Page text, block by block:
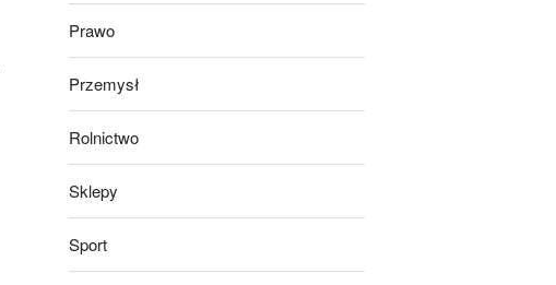
Prawo
Przemysł
Rolnictwo
Sklepy
Sport